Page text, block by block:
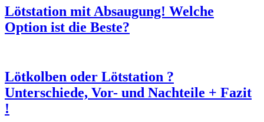
Lötstation mit Absaugung! Welche
Option ist die Beste?
Lötkolben oder Lötstation ?
Unterschiede, Vor- und Nachteile + Fazit
!